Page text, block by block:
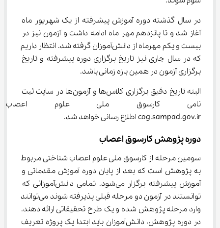
در سال گذشته دوره آموزش پیشرفته از یک شهریور ماه
آغاز شد و تا پانزدهم مهر ماه ادامه داشت و آزمون نیز در
بیست و یکم مهرماه از دانش‌آموزان گرفته شد. انتظار داریم
که در سال جاری نیز تاریخ برگزاری دوره پیشرفته و تاریخ
برگزاری آزمون در همین بازه زمانی باشد.
البته تاریخ دقیق برگزاری کلاس‌ها و آزمون‌ها در سایت ثبت
نامی کارسوق ملی علوم
cog.sampad.gov.ir اطلاع رسانی خواهد شد.
دوره پژوهش کارسوق اعصاب
سومین مرحله از کارسوق ملی علوم اعصاب شناختی مربوط
به پژوهش است که بعد از پایان دوره آموزش مقدماتی و
آموزش پیشرفته برگزار می‌شود. تمامی دانش‌آموزانی که
توانستند در آزمون دو مرحله قبلی پذیرفته شوند می‌توانند
وارد مرحله پژوهش شده و یک طرح تحقیقاتی ارائه دهند.
در دوره پژوهش، دانش‌آموزان باید ابتدا یک پروژه تعریف